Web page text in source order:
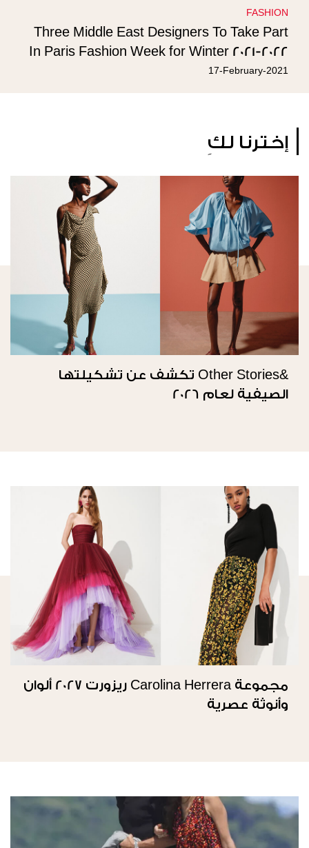
FASHION
Three Middle East Designers To Take Part
In Paris Fashion Week for Winter 2021-2022
Collections
17-February-2021
إخترنا لكِ
&Other Stories تكشف عن تشكيلتها
الصيفية لعام 2026
مجموعة Carolina Herrera ريزورت 2027 ألوان
وأنوثة عصرية